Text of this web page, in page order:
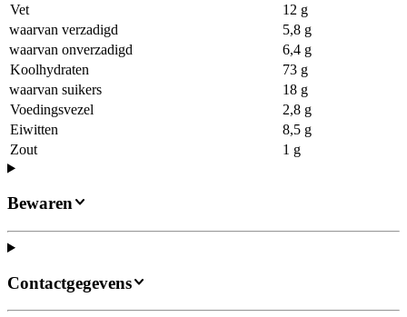
Vet
12 g
waarvan verzadigd
5,8 g
waarvan onverzadigd
6,4 g
Koolhydraten
73 g
waarvan suikers
18 g
Voedingsvezel
2,8 g
Eiwitten
8,5 g
Zout
1 g
Bewaren
Contactgegevens